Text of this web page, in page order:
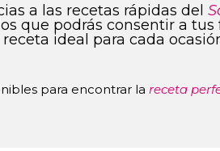
a las recetas rápidas del
que podrás consentir a
receta ideal para cada
para encontrar la receta